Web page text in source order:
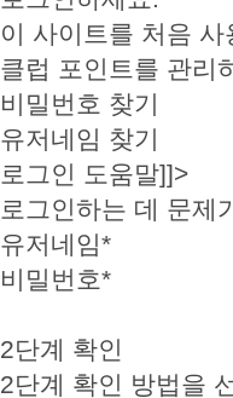
이 사이트를 처음
클럽 포인트를 관리
비밀번호 찾기
유저네임 찾기
로그인 도움말]]>
로그인하는 데 문제
유저네임*
비밀번호*
2단계 확인
2단계 확인 방법을